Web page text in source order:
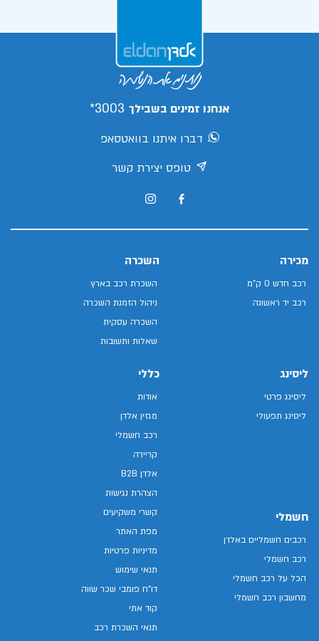
אנחנו זמינים בשבילך 3003*
דברו איתנו בוואטסאפ
טופס יצירת קשר
מכירה
רכב חדש 0 ק"מ
רכב יד ראשונה
השכרה
השכרת רכב בארץ
ניהול הזמנת השכרה
השכרה עסקית
שאלות ותשובות
ליסינג
ליסינג פרטי
ליסינג תפעולי
חשמלי
רכבים חשמליים באלדן
רכב חשמלי
הכל על רכב חשמלי
מחשבון רכב חשמלי
כללי
אודות
מגזין אלדן
רכב חשמלי
קריירה
אלדן B2B
הצהרת נגישות
קשרי משקיעים
מפת האתר
מדיניות פרטיות
תנאי שימוש
דו"ח פומבי שכר שווה
קוד אתי
תנאי השכרת רכב